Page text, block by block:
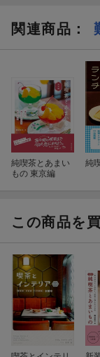
関連商品 ：
純喫茶とあまい
もの 東京編
純
この商品を